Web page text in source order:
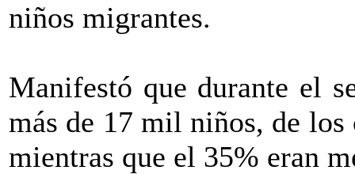
niños migrantes.
Manifestó que durante el
más de 17 mil niños, de
mientras que el 35% eran